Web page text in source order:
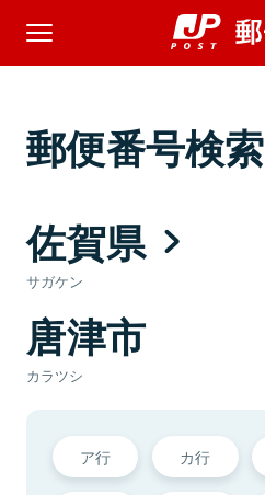
郵便番号検索
佐賀県
サガケン
唐津市
カラツシ
ア行 カ行